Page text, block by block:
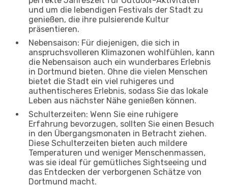
und um die lebendigen Festivals der Stadt zu
genießen, die ihre pulsierende Kultur
präsentieren.
Nebensaison: Für diejenigen, die sich in
anspruchsvolleren Klimazonen wohlfühlen, kann
die Nebensaison auch ein wunderbares Erlebnis
in Dortmund bieten. Ohne die vielen Menschen
bietet die Stadt ein viel ruhigeres und
authentischeres Erlebnis, sodass Sie das lokale
Leben aus nächster Nähe genießen können.
Schulterzeiten: Wenn Sie eine ruhigere
Erfahrung bevorzugen, sollten Sie einen Besuch
in den Übergangsmonaten in Betracht ziehen.
Diese Schulterzeiten bieten auch mildere
Temperaturen und weniger Menschenmassen,
was sie ideal für gemütliches Sightseeing und
das Entdecken der verborgenen Schätze von
Dortmund macht.